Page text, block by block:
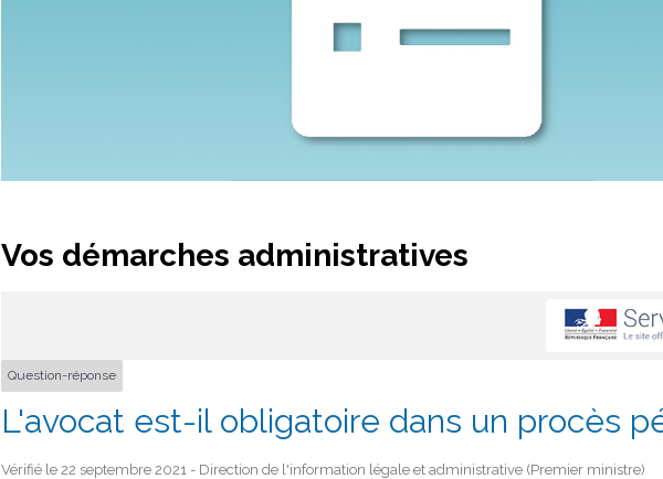
Vos démarches administratives
Question-réponse
L'avocat est-il obligatoire dans un procès
Vérifié le 22 septembre 2021 - Direction de l'information légale et administrative (Premier ministre)